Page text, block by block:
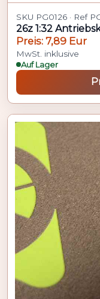
SKU PG0126 · Ref
26z 1:32
Preis: 7,89 Eur
MwSt. inklusive
Auf Lager